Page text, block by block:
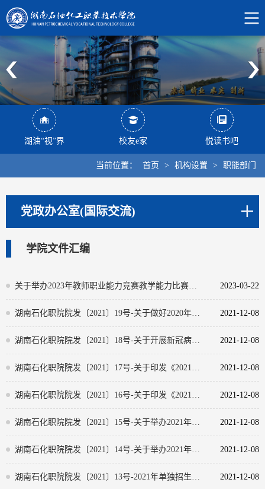
湖油“视”界 校友e家 悦读书吧
当前位置： 首页 > 机构设置 > 职能部门
党政办公室(国际交流)
学院文件汇编
2023-03-22
2021-12-08
2021-12-08
2021-12-08
2021-12-08
2021-12-08
2021-12-08
2021-12-08